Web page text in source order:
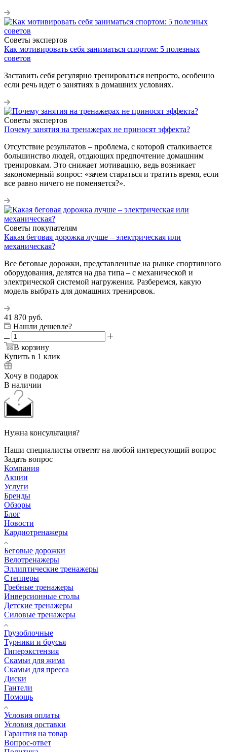
Советы экспертов
Как мотивировать себя заниматься спортом: 5 полезных
советов
Заставить себя регулярно тренироваться непросто, особенно
если речь идет о занятиях в домашних условиях.
Советы экспертов
Почему занятия на тренажерах не приносят эффекта?
Отсутствие результатов – проблема, с которой сталкивается
большинство людей, отдающих предпочтение домашним
тренировкам. Это снижает мотивацию, ведь возникает
закономерный вопрос: «зачем стараться и тратить время, если
все равно ничего не поменяется?».
Советы покупателям
Какая беговая дорожка лучше – электрическая или
механическая?
Все беговые дорожки, представленные на рынке спортивного
оборудования, делятся на два типа – с механической и
электрической системой нагружения. Разберемся, какую
модель выбрать для домашних тренировок.
41 870 руб.
Нашли дешевле?
В корзину
Купить в 1 клик
Хочу в подарок
В наличии
Нужна консультация?
Наши специалисты ответят на любой интересующий вопрос
Задать вопрос
Компания
Акции
Услуги
Бренды
Обзоры
Блог
Новости
Кардиотренажеры
Беговые дорожки
Велотренажеры
Эллиптические тренажеры
Степперы
Гребные тренажеры
Инверсионные столы
Детские тренажеры
Силовые тренажеры
Грузоблочные
Турники и брусья
Гиперэкстензия
Скамьи для жима
Скамьи для пресса
Диски
Гантели
Помощь
Условия оплаты
Условия доставки
Гарантия на товар
Вопрос-ответ